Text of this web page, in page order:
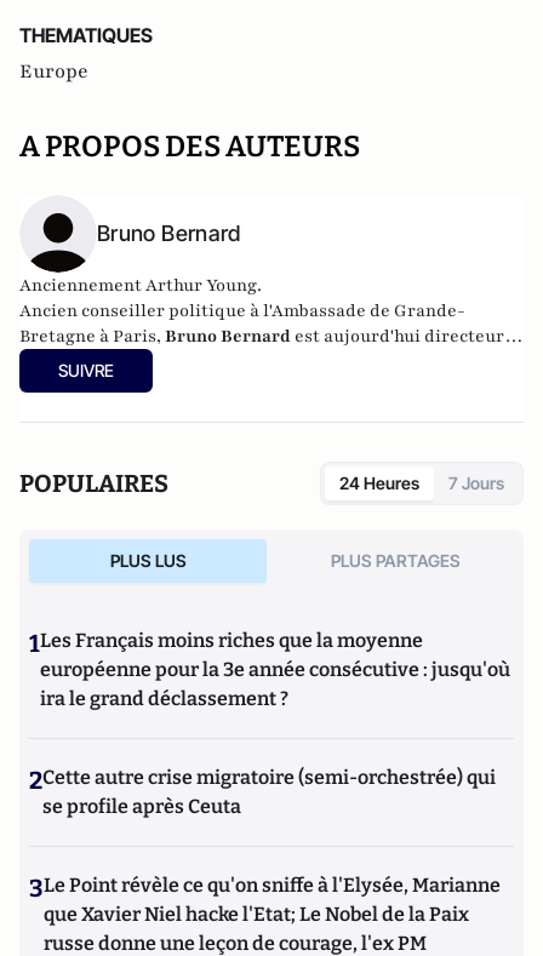
THEMATIQUES
Europe
A PROPOS DES AUTEURS
Bruno Bernard
Anciennement Arthur Young.
Ancien conseiller politique à l'Ambassade de Grande-
Bretagne à Paris, Bruno Bernard est aujourd'hui directeur-
adjoint de cabinet à la mairie du IXème arrondissement de
Paris.
SUIVRE
POPULAIRES 24 Heures 7 Jours
PLUS LUS PLUS PARTAGES
1Les Français moins riches que la moyenne
européenne pour la 3e année consécutive : jusqu'où
ira le grand déclassement ?
2Cette autre crise migratoire (semi-orchestrée) qui
se profile après Ceuta
3Le Point révèle ce qu'on sniffe à l'Elysée, Marianne
que Xavier Niel hacke l'Etat; Le Nobel de la Paix
russe donne une leçon de courage, l'ex PM